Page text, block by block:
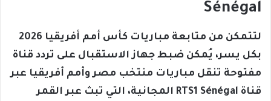
Sénégal
لتتمكن من متابعة مباريات كأس أمم أفريقيا 2026
بكل يسر، يُمكن ضبط جهاز الاستقبال على تردد قناة
مفتوحة تنقل مباريات منتخب مصر وأمم أفريقيا عبر
قناة RTS1 Sénégal المجانية، التي تبث عبر القمر